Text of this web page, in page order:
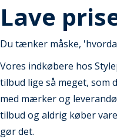
Lave
Du tænker måske,
Vores indkøbere hos
tilbud lige så meget, som
med mærker og
tilbud og aldrig køber
gør det.